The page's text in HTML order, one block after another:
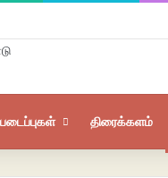
படைப்புகள் திரைக்களம்